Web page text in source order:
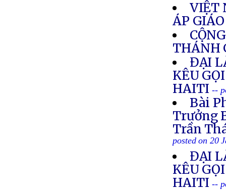
VIỆT
ÁP
THÁNH
ĐẠI
KÊU
HAITI --
Bài
Trưởng
Trần
posted on 20
ĐẠI
KÊU
HAITI--